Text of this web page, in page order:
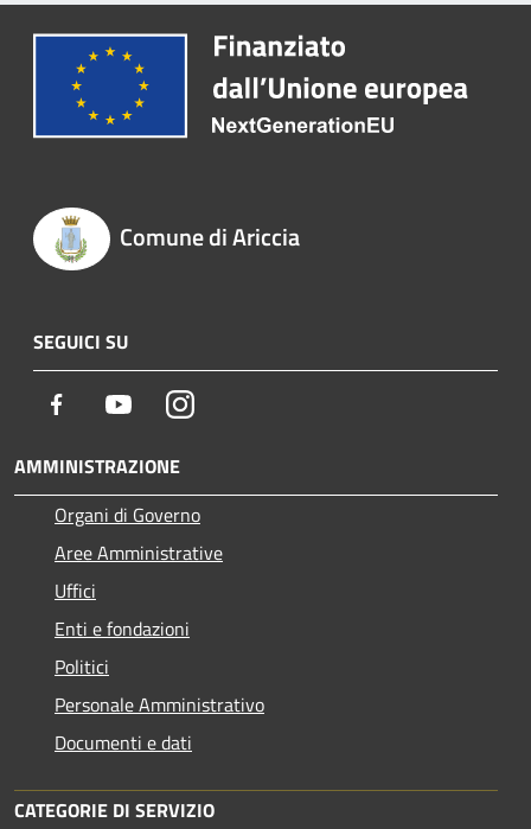
Comune di Ariccia
SEGUICI SU
Facebook YoutubeInstagram
AMMINISTRAZIONE
Organi di Governo
Aree Amministrative
Uffici
Enti e fondazioni
Politici
Personale Amministrativo
Documenti e dati
CATEGORIE DI SERVIZIO